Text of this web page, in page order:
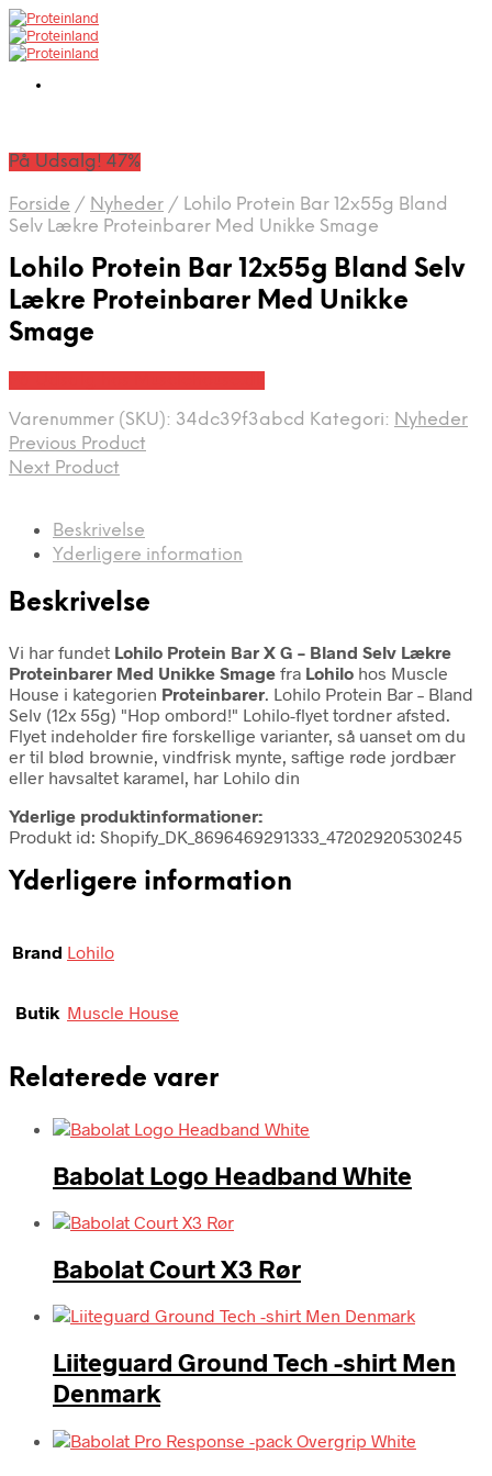
På Udsalg! 47%
Forside / Nyheder / Lohilo Protein Bar 12x55g Bland
Selv Lækre Proteinbarer Med Unikke Smage
Lohilo Protein Bar 12x55g Bland Selv
Lækre Proteinbarer Med Unikke
Smage
Varenummer (SKU): 34dc39f3abcd Kategori: Nyheder
Previous Product
Next Product
Beskrivelse
Yderligere information
Beskrivelse
Vi har fundet Lohilo Protein Bar X G – Bland Selv Lækre
Proteinbarer Med Unikke Smage fra Lohilo hos Muscle
House i kategorien Proteinbarer. Lohilo Protein Bar – Bland
Selv (12x 55g) "Hop ombord!" Lohilo-flyet tordner afsted.
Flyet indeholder fire forskellige varianter, så uanset om du
er til blød brownie, vindfrisk mynte, saftige røde jordbær
eller havsaltet karamel, har Lohilo din
Yderlige produktinformationer:
Produkt id: Shopify_DK_8696469291333_47202920530245
Yderligere information
Brand Lohilo
Butik Muscle House
Relaterede varer
Babolat Logo Headband White
Babolat Court X3 Rør
Liiteguard Ground Tech -shirt Men
Denmark